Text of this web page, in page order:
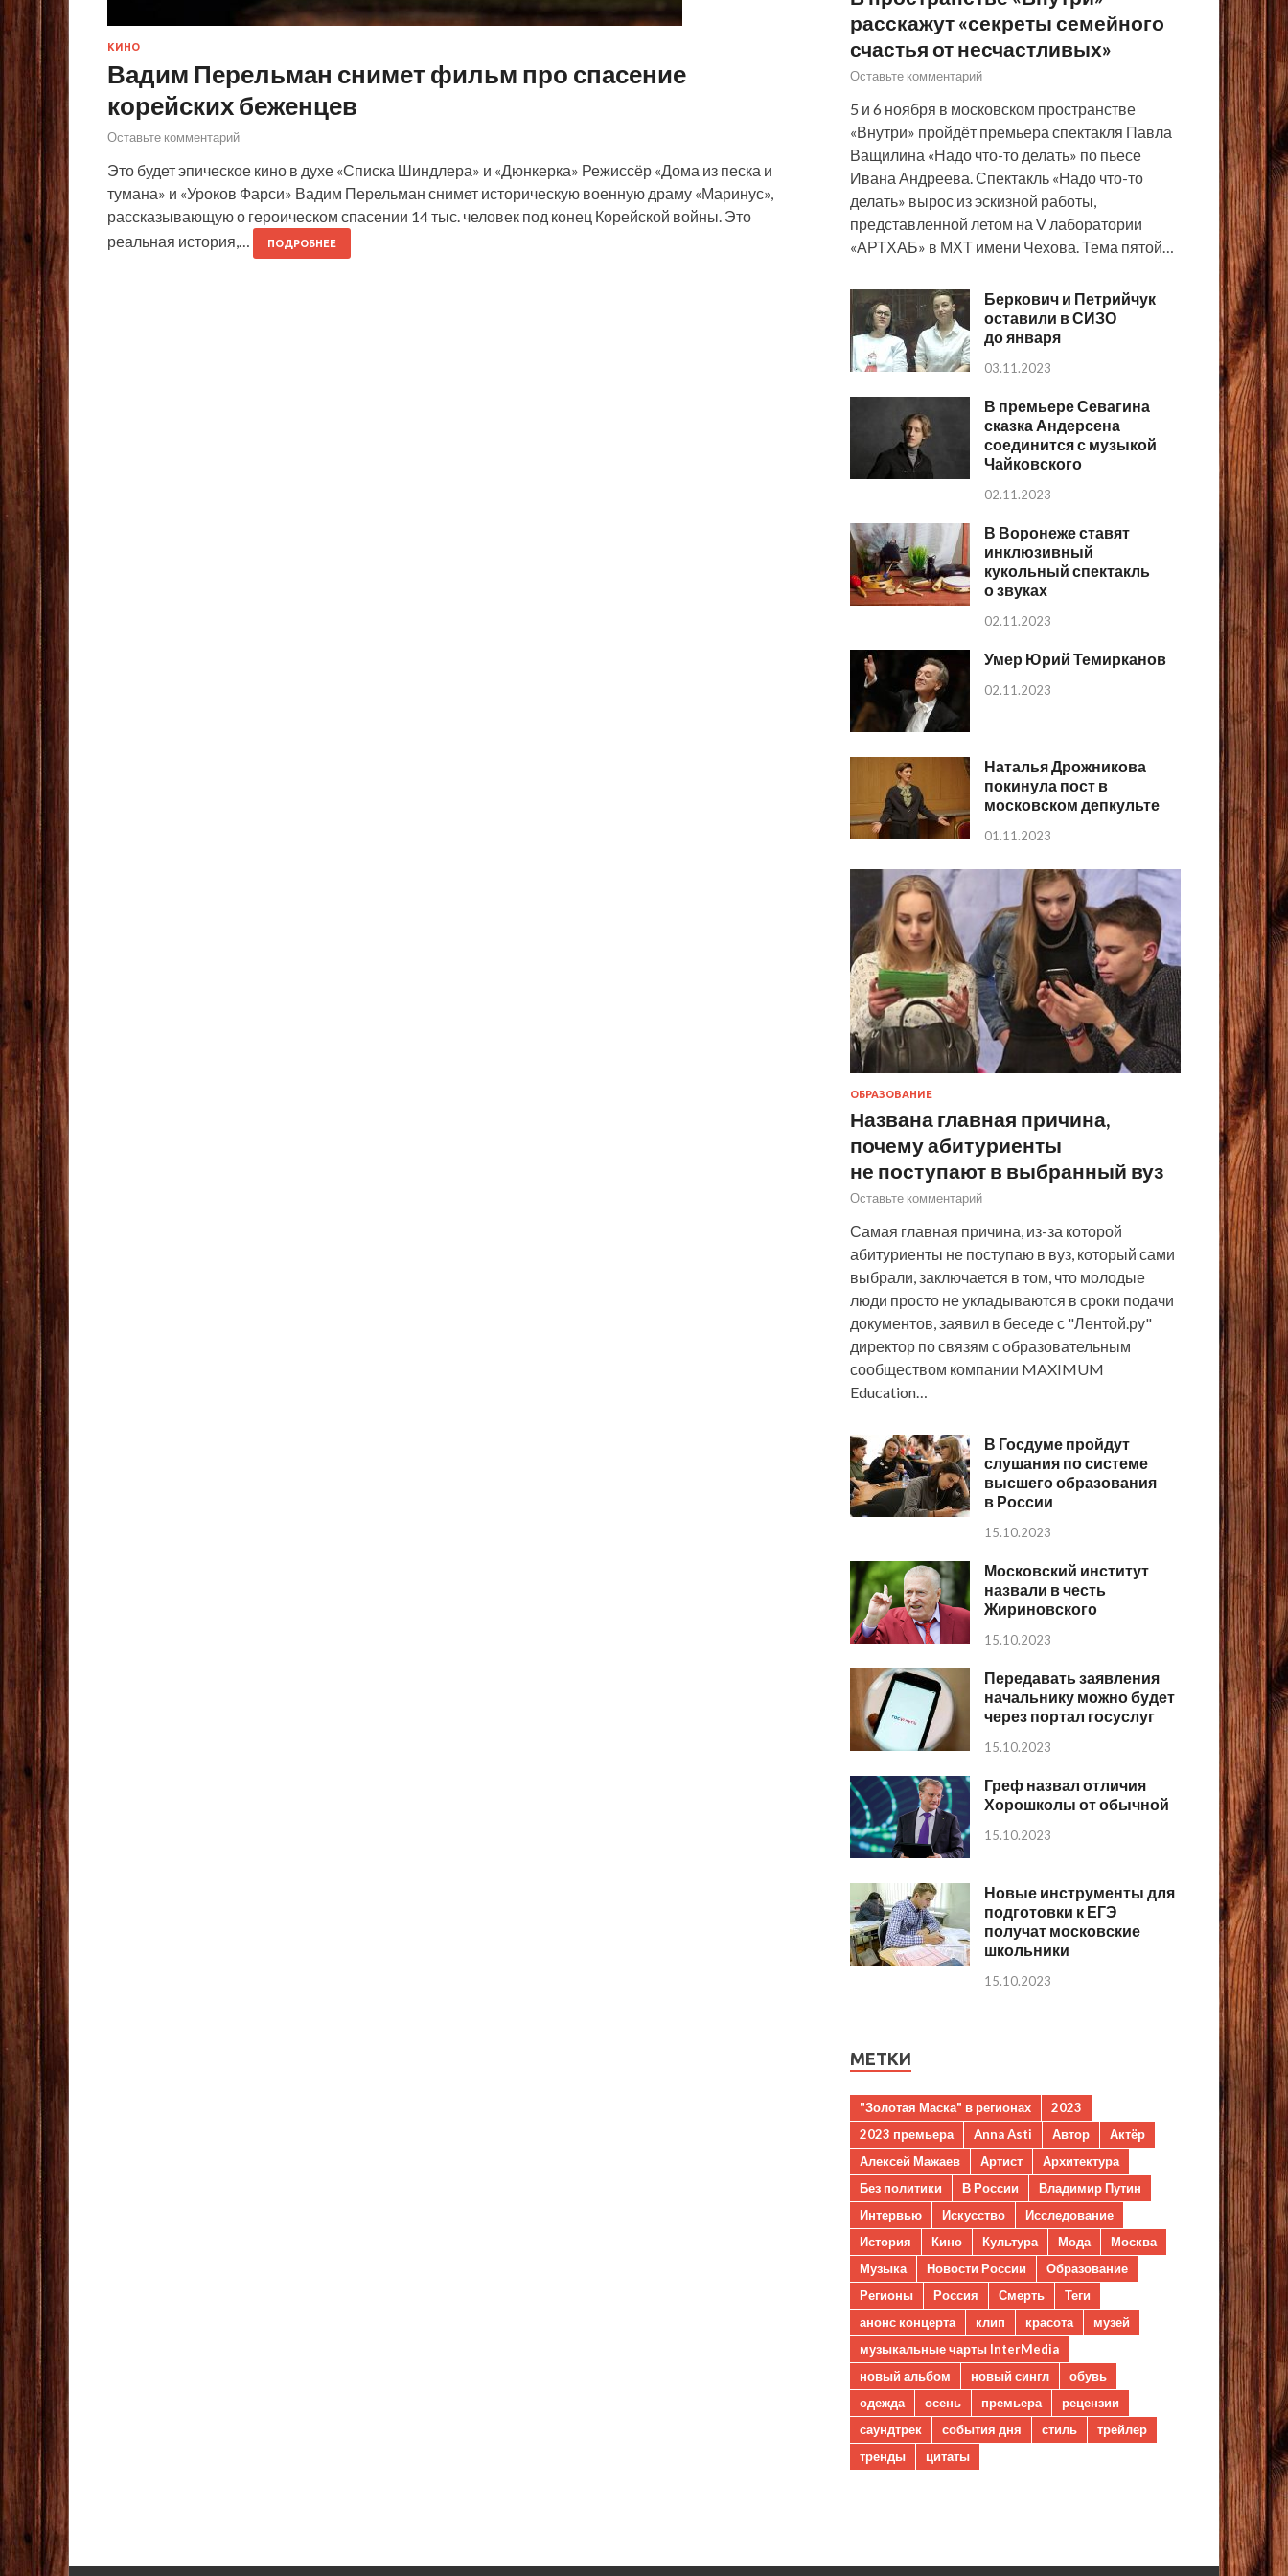
КИНО
Вадим Перельман снимет фильм про спасение
корейских беженцев
Оставьте комментарий
Это будет эпическое кино в духе «Списка Шиндлера» и «Дюнкерка» Режиссёр «Дома из песка и
тумана» и «Уроков Фарси» Вадим Перельман снимет историческую военную драму «Маринус»,
рассказывающую о героическом спасении 14 тыс. человек под конец Корейской войны. Это
реальная история,…
ПОДРОБНЕЕ
расскажут «секреты семейного
счастья от несчастливых»
Оставьте комментарий
5 и 6 ноября в московском пространстве
«Внутри» пройдёт премьера спектакля Павла
Ващилина «Надо что-то делать» по пьесе
Ивана Андреева. Спектакль «Надо что-то
делать» вырос из эскизной работы,
представленной летом на V лаборатории
«АРТХАБ» в МХТ имени Чехова. Тема пятой…
Беркович и Петрийчук
оставили в СИЗО
до января
03.11.2023
В премьере Севагина
сказка Андерсена
соединится с музыкой
Чайковского
02.11.2023
В Воронеже ставят
инклюзивный
кукольный спектакль
о звуках
02.11.2023
Умер Юрий Темирканов
02.11.2023
Наталья Дрожникова
покинула пост в
московском депкульте
01.11.2023
ОБРАЗОВАНИЕ
Названа главная причина,
почему абитуриенты
не поступают в выбранный вуз
Оставьте комментарий
Самая главная причина, из-за которой
абитуриенты не поступаю в вуз, который сами
выбрали, заключается в том, что молодые
люди просто не укладываются в сроки подачи
документов, заявил в беседе с "Лентой.ру"
директор по связям с образовательным
сообществом компании MAXIMUM
Education…
В Госдуме пройдут
слушания по системе
высшего образования
в России
15.10.2023
Московский институт
назвали в честь
Жириновского
15.10.2023
Передавать заявления
начальнику можно будет
через портал госуслуг
15.10.2023
Греф назвал отличия
Хорошколы от обычной
15.10.2023
Новые инструменты для
подготовки к ЕГЭ
получат московские
школьники
15.10.2023
МЕТКИ
"Золотая Маска" в регионах
2023
2023 премьера
Anna Asti Автор
Актёр
Алексей Мажаев
Артист
Архитектура
Без политики
В России
Владимир Путин
Интервью
Искусство
Исследование
История
Кино Культура Мода
Москва
Музыка
Новости России
Образование
Регионы
Россия Смерть
Теги
анонс концерта
клип красота
музей
музыкальные чарты InterMedia
новый альбом
новый сингл
обувь
одежда
осень премьера
рецензии
саундтрек
события дня стиль
трейлер
тренды
цитаты